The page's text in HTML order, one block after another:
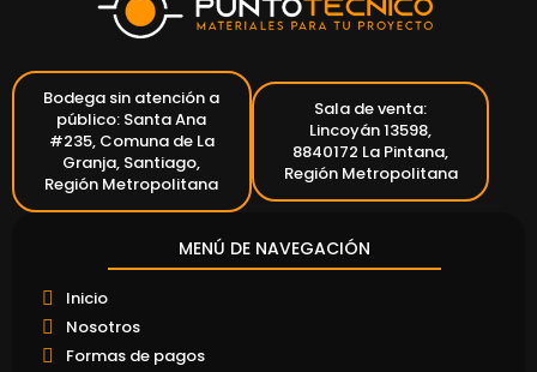
Bodega sin atención a
público: Santa Ana
#235, Comuna de La
Granja, Santiago,
Región Metropolitana
Sala de venta:
Lincoyán 13598,
8840172 La Pintana,
Región Metropolitana
MENÚ DE NAVEGACIÓN
Inicio
Nosotros
Formas de pagos